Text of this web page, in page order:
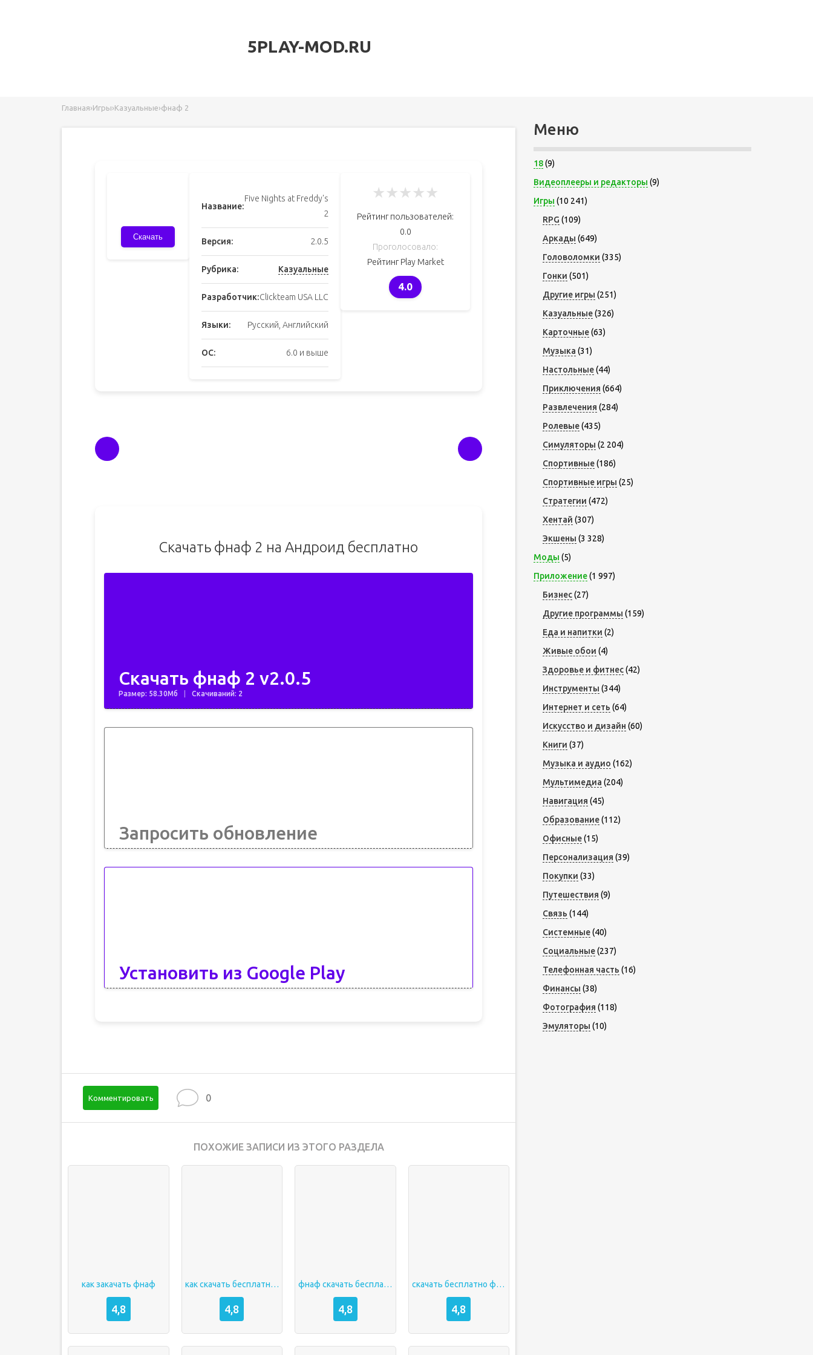
5PLAY-MOD.RU
Главная›Игры›Казуальные›фнаф 2
Скачать
Название:
Five Nights at Freddy's
2
Версия: 2.0.5
Рубрика: Казуальные
Разработчик:Clickteam USA LLC
Языки: Русский, Английский
ОС: 6.0 и выше
★★★★★
Рейтинг пользователей:
0.0
Проголосовало:
Рейтинг Play Market
4.0
Скачать фнаф 2 на Андроид бесплатно
Скачать фнаф 2 v2.0.5
Размер: 58.30Мб Скачиваний: 2
Запросить обновление
Установить из Google Play
Комментировать 0
ПОХОЖИЕ ЗАПИСИ ИЗ ЭТОГО РАЗДЕЛА
как закачать фнаф
4,8
как скачать бесплатно фнаф
4,8
фнаф скачать бесплатно
4,8
скачать бесплатно фнаф
4,8
Меню
18(9)
Видеоплееры и редакторы (9)
Игры (10 241)
RPG (109)
Аркады (649)
Головоломки (335)
Гонки (501)
Другие игры (251)
Казуальные(326)
Карточные(63)
Музыка (31)
Настольные(44)
Приключения (664)
Развлечения (284)
Ролевые(435)
Симуляторы (2 204)
Спортивные(186)
Спортивные игры (25)
Стратегии (472)
Хентай (307)
Экшены (3 328)
Моды (5)
Приложение(1 997)
Бизнес(27)
Другие программы (159)
Еда и напитки (2)
Живые обои (4)
Здоровье и фитнес(42)
Инструменты (344)
Интернет и сеть (64)
Искусство и дизайн (60)
Книги (37)
Музыка и аудио (162)
Мультимедиа (204)
Навигация (45)
Образование(112)
Офисные(15)
Персонализация (39)
Покупки (33)
Путешествия (9)
Связь (144)
Системные(40)
Социальные(237)
Телефонная часть (16)
Финансы (38)
Фотография (118)
Эмуляторы (10)